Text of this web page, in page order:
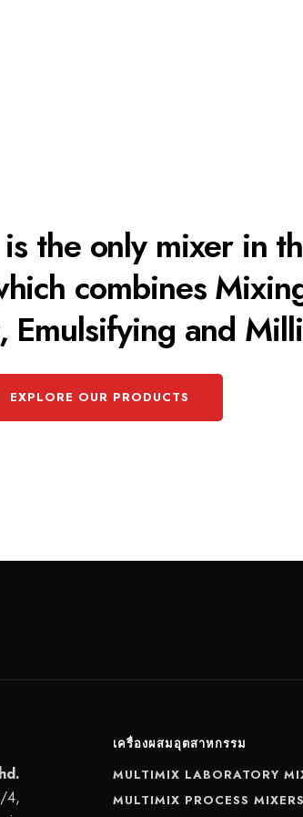
the only mixer in
combines
Emulsifying and
EXPLORE OUR PRODUCTS
4,
เครื่องผสมอุตสาหกรรม
MULTIMIX LABORATORY
MULTIMIX PROCESS MIXERS